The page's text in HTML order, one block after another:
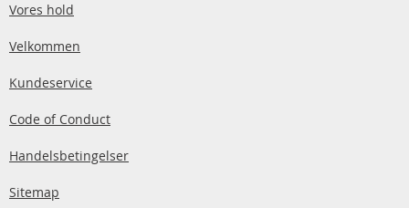
Vores hold
Velkommen
Kundeservice
Code of Conduct
Handelsbetingelser
Sitemap